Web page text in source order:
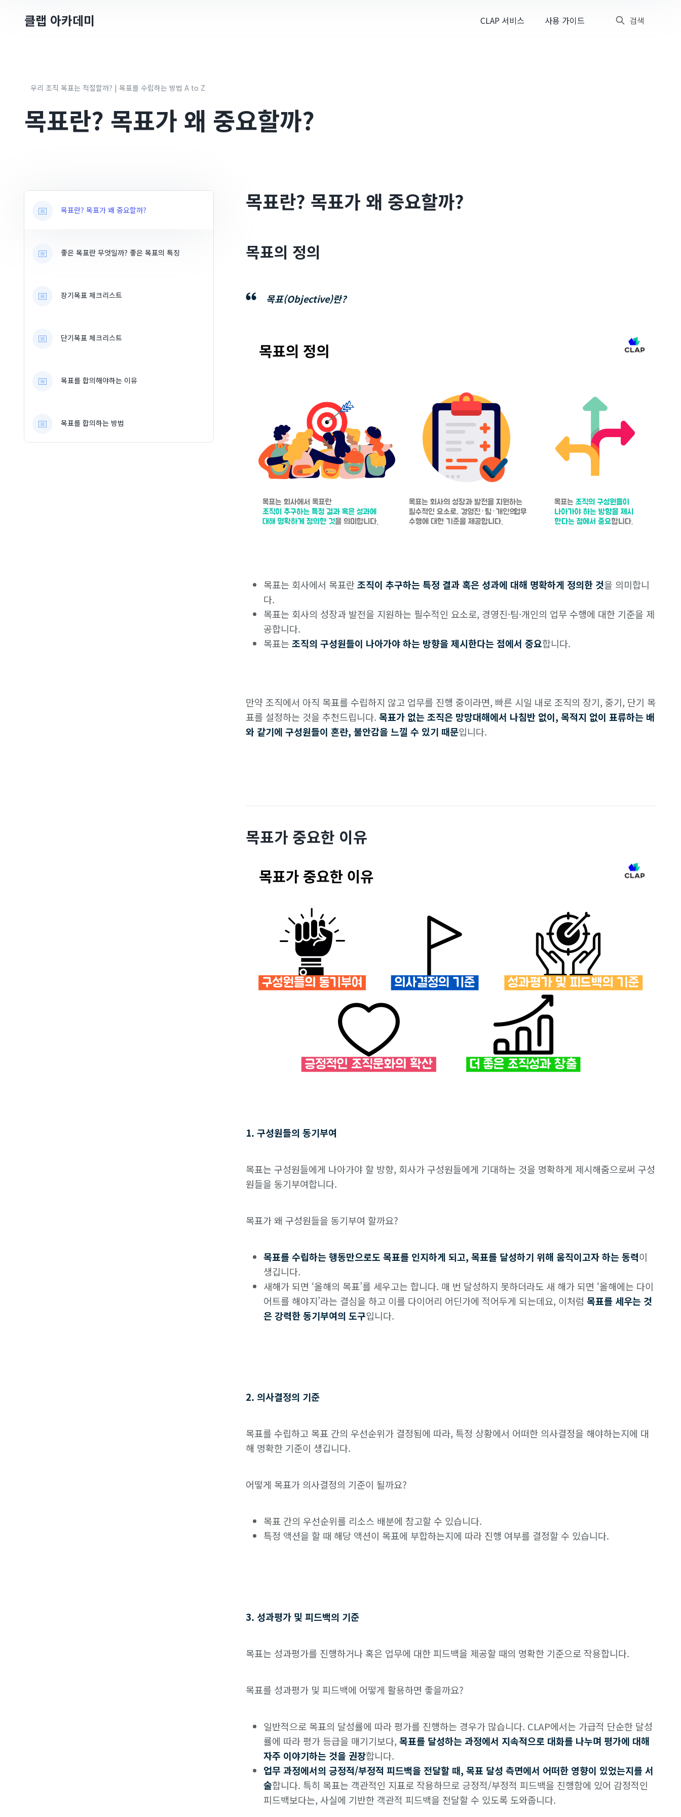
클랩 아카데미 CLAP 서비스 사용 가이드 검색
우리 조직 목표는 적절할까? | 목표를 수립하는 방법 A to Z
목표란? 목표가 왜 중요할까?
목표란? 목표가 왜 중요할까?
좋은 목표란 무엇일까? 좋은 목표의 특징
장기목표 체크리스트
단기목표 체크리스트
목표를 합의해야하는 이유
목표를 합의하는 방법
목표란? 목표가 왜 중요할까?
목표의 정의
목표(Objective)란?
목표는 회사에서 목표란조직이 추구하는 특정 결과 혹은 성과에 대해 명확하게 정의한 것을 의미합니
다.
목표는 회사의 성장과 발전을 지원하는 필수적인 요소로, 경영진·팀·개인의 업무 수행에 대한 기준을 제
공합니다.
목표는조직의 구성원들이 나아가야 하는 방향을 제시한다는 점에서 중요합니다.
만약 조직에서 아직 목표를 수립하지 않고 업무를 진행 중이라면, 빠른 시일 내로 조직의 장기, 중기, 단기 목
표를 설정하는 것을 추천드립니다.목표가 없는 조직은 망망대해에서 나침반 없이, 목적지 없이 표류하는 배
와 같기에 구성원들이 혼란, 불안감을 느낄 수 있기 때문입니다.
목표가 중요한 이유
1. 구성원들의 동기부여
목표는 구성원들에게 나아가야 할 방향, 회사가 구성원들에게 기대하는 것을 명확하게 제시해줌으로써 구성
원들을 동기부여합니다.
목표가 왜 구성원들을 동기부여 할까요?
목표를 수립하는 행동만으로도 목표를 인지하게 되고, 목표를 달성하기 위해 움직이고자 하는 동력이
생깁니다.
새해가 되면 ‘올해의 목표’를 세우고는 합니다. 매 번 달성하지 못하더라도 새 해가 되면 ‘올해에는 다이
어트를 해야지’라는 결심을 하고 이를 다이어리 어딘가에 적어두게 되는데요, 이처럼목표를 세우는 것
은 강력한 동기부여의 도구입니다.
2. 의사결정의 기준
목표를 수립하고 목표 간의 우선순위가 결정됨에 따라, 특정 상황에서 어떠한 의사결정을 해야하는지에 대
해 명확한 기준이 생깁니다.
어떻게 목표가 의사결정의 기준이 될까요?
목표 간의 우선순위를 리소스 배분에 참고할 수 있습니다.
특정 액션을 할 때 해당 액션이 목표에 부합하는지에 따라 진행 여부를 결정할 수 있습니다.
3. 성과평가 및 피드백의 기준
목표는 성과평가를 진행하거나 혹은 업무에 대한 피드백을 제공할 때의 명확한 기준으로 작용합니다.
목표를 성과평가 및 피드백에 어떻게 활용하면 좋을까요?
일반적으로 목표의 달성률에 따라 평가를 진행하는 경우가 많습니다. CLAP에서는 가급적 단순한 달성
률에 따라 평가 등급을 매기기보다,목표를 달성하는 과정에서 지속적으로 대화를 나누며 평가에 대해
자주 이야기하는 것을 권장합니다.
업무 과정에서의 긍정적/부정적 피드백을 전달할 때, 목표 달성 측면에서 어떠한 영향이 있었는지를 서
술합니다. 특히 목표는 객관적인 지표로 작용하므로 긍정적/부정적 피드백을 진행함에 있어 감정적인
피드백보다는, 사실에 기반한 객관적 피드백을 전달할 수 있도록 도와줍니다.